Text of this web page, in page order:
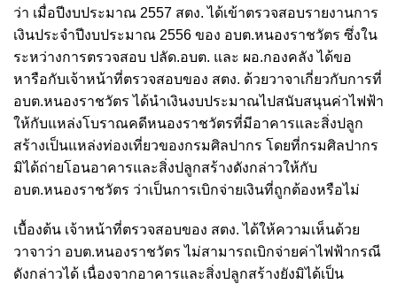
ว่า เมื่อปีงบประมาณ 2557 สตง. ได้เข้าตรวจสอบรายงานการ
เงินประจำปีงบประมาณ 2556 ของ อบต.หนองราชวัตร ซึ่งใน
ระหว่างการตรวจสอบ ปลัด.อบต. และ ผอ.กองคลัง ได้ขอ
หารือกับเจ้าหน้าที่ตรวจสอบของ สตง. ด้วยวาจาเกี่ยวกับการที่
อบต.หนองราชวัตร ได้นำเงินงบประมาณไปสนับสนุนค่าไฟฟ้า
ให้กับแหล่งโบราณคดีหนองราชวัตรที่มีอาคารและสิ่งปลูก
สร้างเป็นแหล่งท่องเที่ยวของกรมศิลปากร โดยที่กรมศิลปากร
มิได้ถ่ายโอนอาคารและสิ่งปลูกสร้างดังกล่าวให้กับ
อบต.หนองราชวัตร ว่าเป็นการเบิกจ่ายเงินที่ถูกต้องหรือไม่
เบื้องต้น เจ้าหน้าที่ตรวจสอบของ สตง. ได้ให้ความเห็นด้วย
วาจาว่า อบต.หนองราชวัตร ไม่สามารถเบิกจ่ายค่าไฟฟ้ากรณี
ดังกล่าวได้ เนื่องจากอาคารและสิ่งปลูกสร้างยังมิได้เป็น